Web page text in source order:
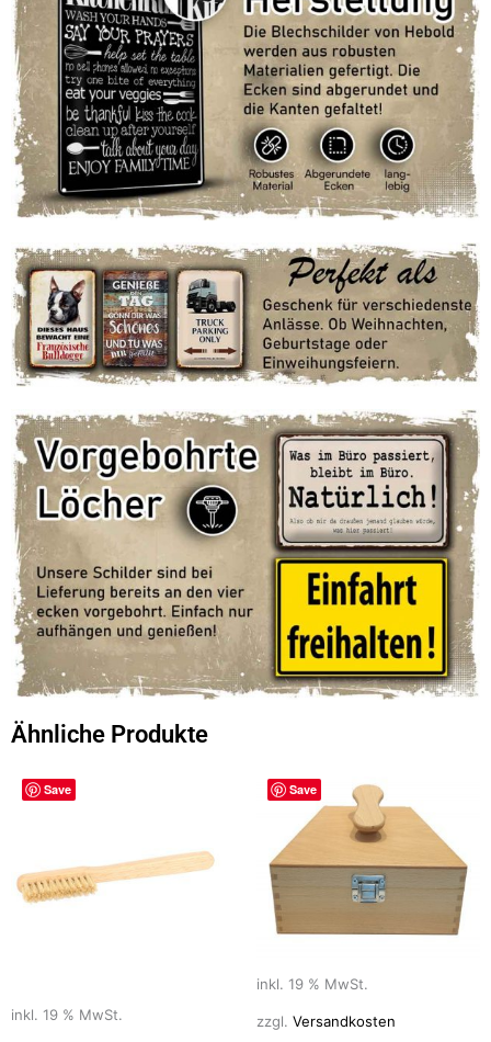
Ähnliche Produkte
Save
inkl. 19 % MwSt.
Save
inkl. 19 % MwSt.
zzgl. Versandkosten